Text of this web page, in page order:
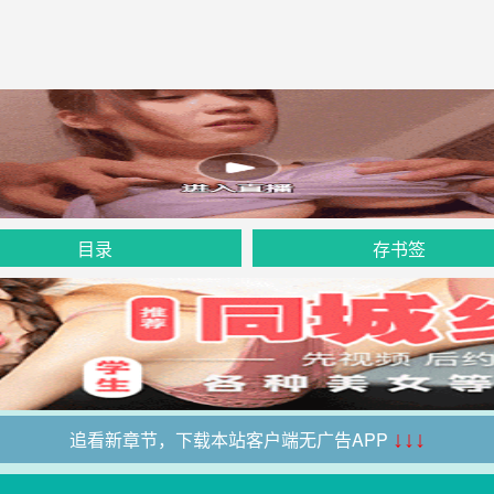
目录 存书签
追看新章节，下载本站客户端无广告APP ↓↓↓